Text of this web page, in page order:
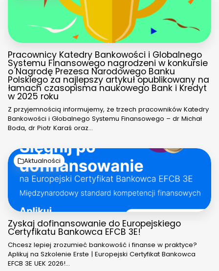
Pracownicy Katedry Bankowości i Globalnego
Systemu Finansowego nagrodzeni w konkursie
o Nagrodę Prezesa Narodowego Banku
Polskiego za najlepszy artykuł opublikowany na
łamach czasopisma naukowego Bank i Kredyt
w 2025 roku
Z przyjemnością informujemy, że trzech pracowników Katedry
Bankowości i Globalnego Systemu Finansowego – dr Michał
Boda, dr Piotr Karaś oraz…
Zyskaj dofinansowanie do Europejskiego
Certyfikatu Bankowca EFCB 3E!
Chcesz lepiej zrozumieć bankowość i finanse w praktyce?
Aplikuj na Szkolenie Erste | Europejski Certyfikat Bankowca
EFCB 3E UEK 2026!…
Aktualności